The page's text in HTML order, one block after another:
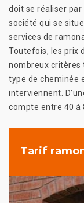
doit se réaliser
société qui se
services de
Toutefois, les prix
nombreux critères
type de cheminée
interviennent.
compte entre 40 à
Tarif